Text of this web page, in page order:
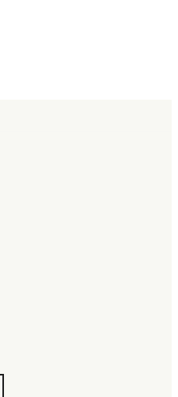
LinkedIn:ssä